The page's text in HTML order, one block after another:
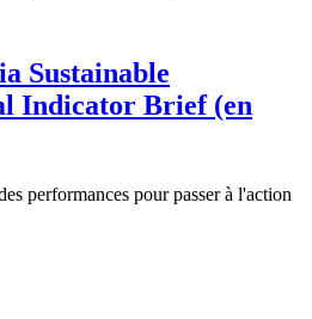
Sustainable
Indicator Brief (en
performances pour passer à l'action